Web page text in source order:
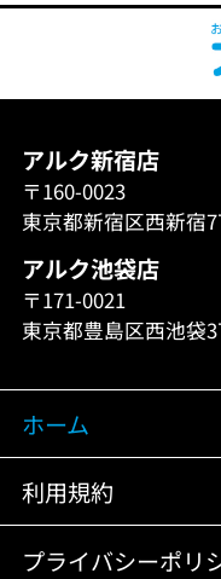
アルク新宿店
〒160-0023
東京都新宿区西新宿
アルク池袋店
〒171-0021
東京都豊島区西池袋
ホーム
利用規約
プライバシーポリ